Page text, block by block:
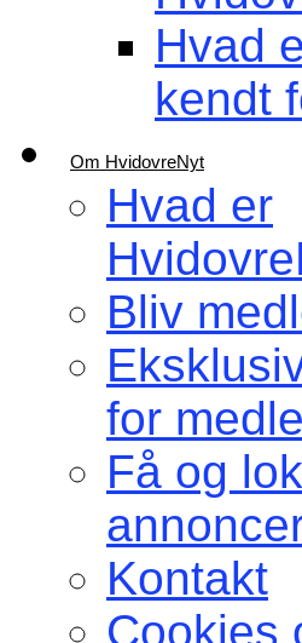
Hvad
kendt
Om HvidovreNyt
Hvad er
Bliv
for
Få og
Kontakt
Cookies